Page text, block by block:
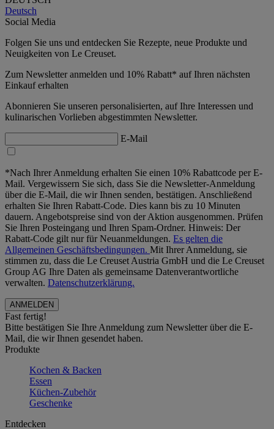
Deutsch
Social Media
Folgen Sie uns und entdecken Sie Rezepte, neue Produkte und
Neuigkeiten von Le Creuset.
Zum Newsletter anmelden und 10% Rabatt* auf Ihren nächsten
Einkauf erhalten
Abonnieren Sie unseren personalisierten, auf Ihre Interessen und
kulinarischen Vorlieben abgestimmten Newsletter.
E-Mail
*Nach Ihrer Anmeldung erhalten Sie einen 10% Rabattcode per E-
Mail. Vergewissern Sie sich, dass Sie die Newsletter-Anmeldung
über die E-Mail, die wir Ihnen senden, bestätigen. Anschließend
erhalten Sie Ihren Rabatt-Code. Dies kann bis zu 10 Minuten
dauern. Angebotspreise sind von der Aktion ausgenommen. Prüfen
Sie Ihren Posteingang und Ihren Spam-Ordner. Hinweis: Der
Rabatt-Code gilt nur für Neuanmeldungen. Es gelten die
Allgemeinen Geschäftsbedingungen. Mit Ihrer Anmeldung, sie
stimmen zu, dass die Le Creuset Austria GmbH und die Le Creuset
Group AG Ihre Daten als gemeinsame Datenverantwortliche
verwalten. Datenschutzerklärung.
Fast fertig!
Bitte bestätigen Sie Ihre Anmeldung zum Newsletter über die E-
Mail, die wir Ihnen gesendet haben.
Produkte
Kochen & Backen
Essen
Küchen-Zubehör
Geschenke
Entdecken